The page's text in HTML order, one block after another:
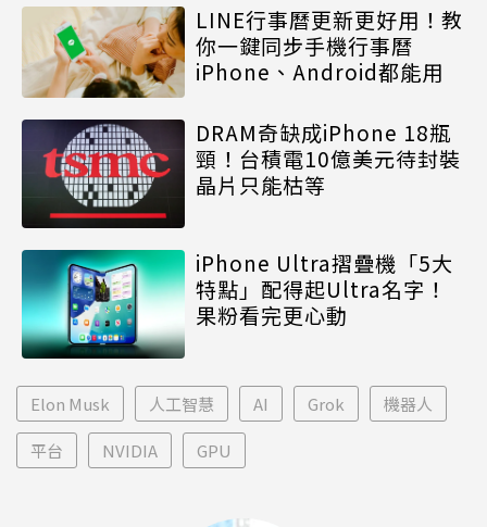
LINE行事曆更新更好用！教
你一鍵同步手機行事曆
iPhone、Android都能用
DRAM奇缺成iPhone 18瓶
頸！台積電10億美元待封裝
晶片只能枯等
iPhone Ultra摺疊機「5大
特點」配得起Ultra名字！
果粉看完更心動
Elon Musk 人工智慧 AI Grok 機器人
平台 NVIDIA GPU